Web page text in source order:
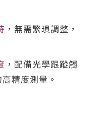
，無需繁瑣調整，
，配備光學跟蹤觸
精度測量。